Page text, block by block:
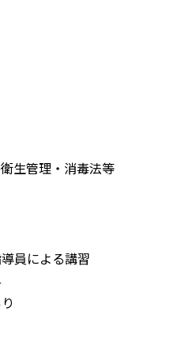
生管理・消毒法等
員による講習